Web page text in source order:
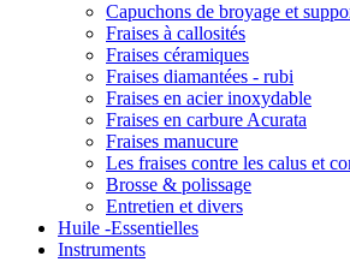
Capuchons de broyage et
Fraises à callosités
Fraises céramiques
Fraises diamantées - rubi
Fraises en acier inoxydable
Fraises en carbure Acurata
Fraises manucure
Les fraises contre les calus et
Brosse & polissage
Entretien et divers
Huile -Essentielles
Instruments